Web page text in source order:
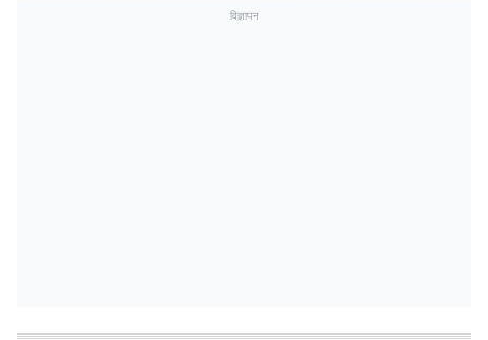
विज्ञापन